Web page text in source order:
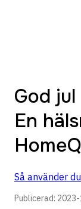
God
En
HomeQ
Så använder
Publicerad: